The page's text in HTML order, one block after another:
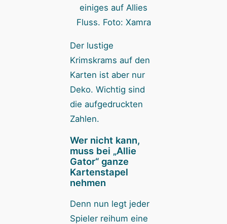
einiges auf Allies
Fluss. Foto: Xamra
Der lustige
Krimskrams auf den
Karten ist aber nur
Deko. Wichtig sind
die aufgedruckten
Zahlen.
Wer nicht kann,
muss bei „Allie
Gator“ ganze
Kartenstapel
nehmen
Denn nun legt jeder
Spieler reihum eine